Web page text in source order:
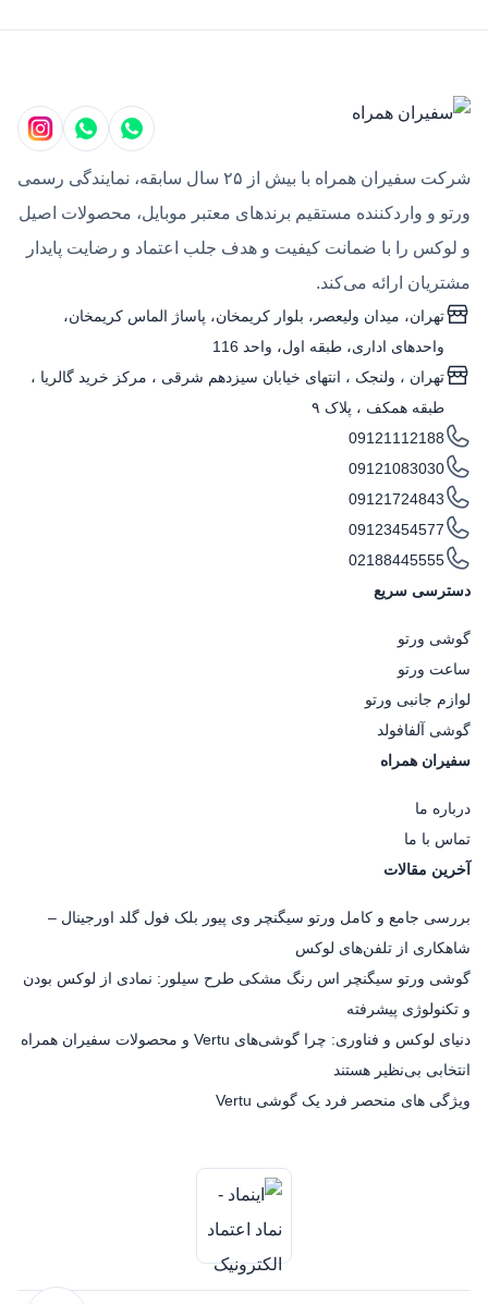
شرکت سفیران همراه با بیش از ۲۵ سال سابقه، نمایندگی رسمی
ورتو و واردکننده مستقیم برندهای معتبر موبایل، محصولات اصیل
و لوکس را با ضمانت کیفیت و هدف جلب اعتماد و رضایت پایدار
مشتریان ارائه می‌کند.
تهران، میدان ولیعصر، بلوار کریمخان، پاساژ الماس کریمخان،
واحدهای اداری، طبقه اول، واحد 116
تهران ، ولنجک‌ ، انتهای خیابان سیزدهم شرقی ، مرکز خرید گالریا ،
طبقه همکف ، پلاک ۹
09121112188
09121083030
09121724843
09123454577
02188445555
دسترسی سریع
گوشی ورتو
ساعت ورتو
لوازم جانبی ورتو
گوشی آلفافولد
سفیران همراه
درباره ما
تماس با ما
آخرین مقالات
بررسی جامع و کامل ورتو سیگنچر وی پیور بلک فول گلد اورجینال –
شاهکاری از تلفن‌های لوکس
گوشی ورتو سیگنچر اس رنگ مشکی طرح سیلور: نمادی از لوکس بودن
و تکنولوژی پیشرفته
دنیای لوکس و فناوری: چرا گوشی‌های Vertu و محصولات سفیران همراه
انتخابی بی‌نظیر هستند
ویژگی های منحصر فرد یک گوشی Vertu